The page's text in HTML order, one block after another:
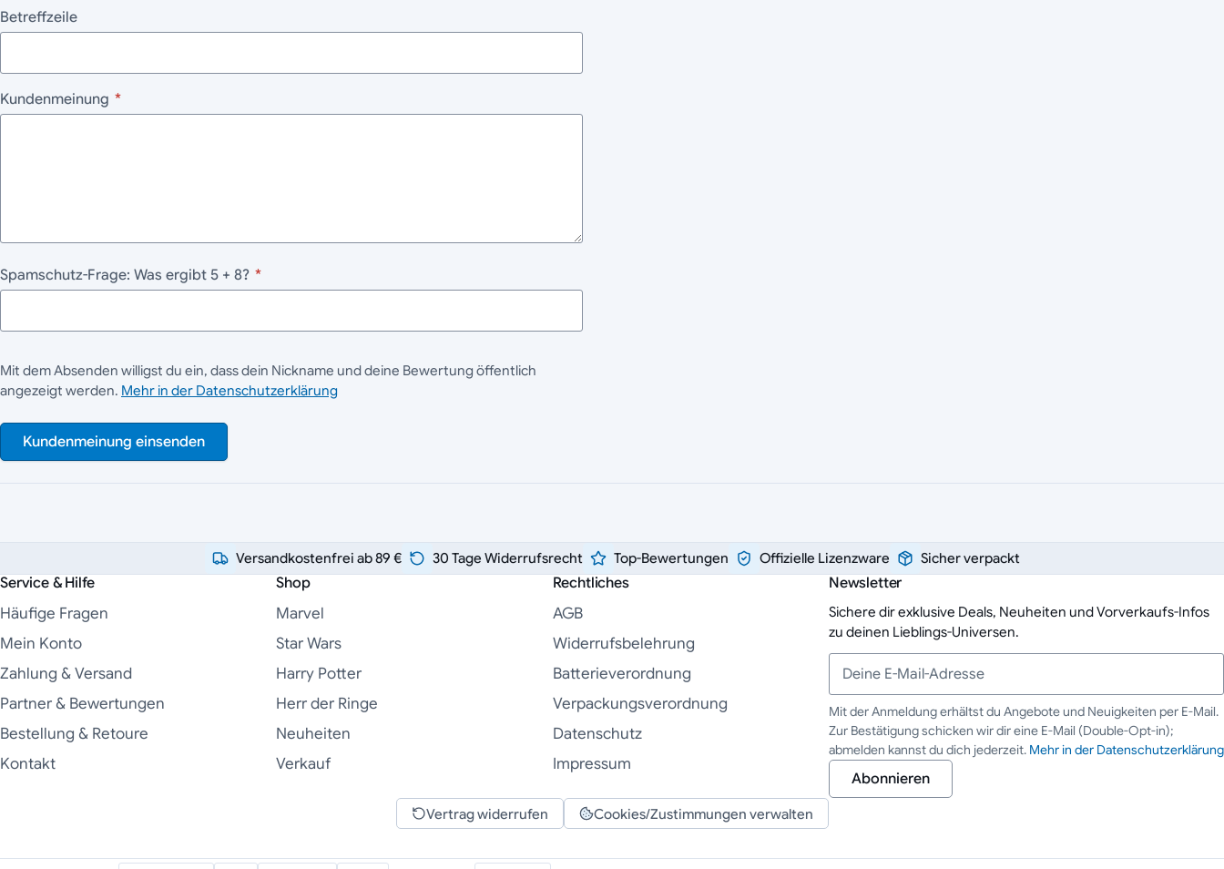
Betreffzeile
Kundenmeinung *
Spamschutz-Frage: Was ergibt 5 + 8? *
Mit dem Absenden willigst du ein, dass dein Nickname und deine Bewertung öffentlich
angezeigt werden. Mehr in der Datenschutzerklärung
Kundenmeinung einsenden
Versandkostenfrei ab 89 € 30 Tage Widerrufsrecht Top-Bewertungen Offizielle Lizenzware Sicher verpackt
Service & Hilfe
Häufige Fragen
Mein Konto
Zahlung & Versand
Partner & Bewertungen
Bestellung & Retoure
Kontakt
Shop
Marvel
Star Wars
Harry Potter
Herr der Ringe
Neuheiten
Verkauf
Rechtliches
AGB
Widerrufsbelehrung
Batterieverordnung
Verpackungsverordnung
Datenschutz
Impressum
Newsletter
Sichere dir exklusive Deals, Neuheiten und Vorverkaufs-Infos
zu deinen Lieblings-Universen.
Deine E-Mail-Adresse
Mit der Anmeldung erhältst du Angebote und Neuigkeiten per E-Mail.
Zur Bestätigung schicken wir dir eine E-Mail (Double-Opt-in);
abmelden kannst du dich jederzeit. Mehr in der Datenschutzerklärung
Abonnieren
Vertrag widerrufen Cookies/Zustimmungen verwalten